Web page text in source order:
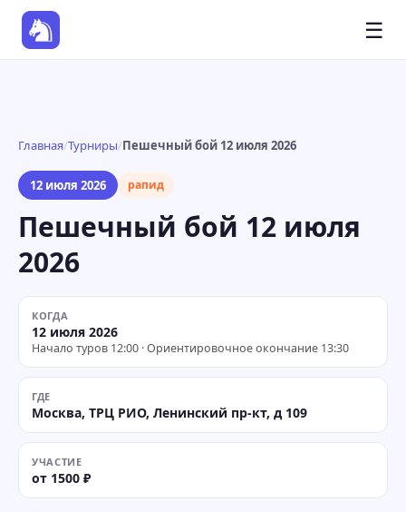
☰
Главная/Турниры/Пешечный бой 12 июля 2026
12 июля 2026 рапид
Пешечный бой 12 июля
2026
КОГДА
12 июля 2026
Начало туров 12:00 · Ориентировочное окончание 13:30
ГДЕ
Москва, ТРЦ РИО, Ленинский пр-кт, д 109
УЧАСТИЕ
от 1500 ₽